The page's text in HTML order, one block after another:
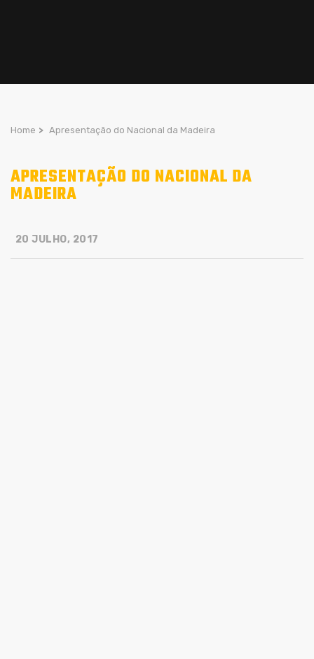
Home > Apresentação do Nacional da Madeira
APRESENTAÇÃO DO NACIONAL DA
MADEIRA
20 JULHO, 2017